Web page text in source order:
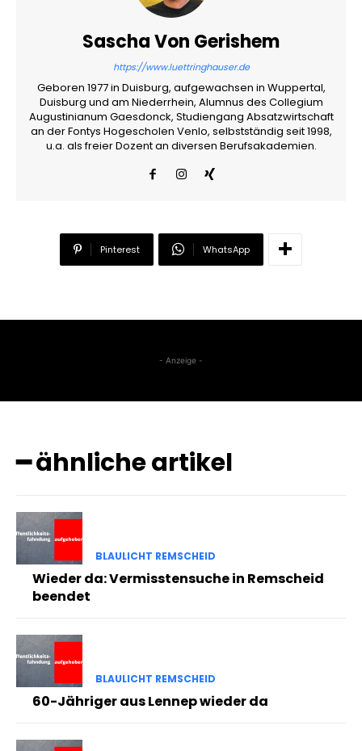
Sascha Von Gerishem
https://www.luettringhauser.de
Geboren 1977 in Duisburg, aufgewachsen in Wuppertal,
Duisburg und am Niederrhein, Alumnus des Collegium
Augustinianum Gaesdonck, Studiengang Absatzwirtschaft
an der Fontys Hogescholen Venlo, selbstständig seit 1998,
u.a. als freier Dozent an diversen Berufsakademien.
Pinterest WhatsApp
- Anzeige -
━ ähnliche artikel
BLAULICHT REMSCHEID
Wieder da: Vermisstensuche in Remscheid
beendet
BLAULICHT REMSCHEID
60-Jähriger aus Lennep wieder da